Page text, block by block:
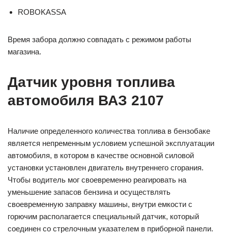
ROBOKASSA
Время забора должно совпадать с режимом работы
магазина.
Датчик уровня топлива
автомобиля ВАЗ 2107
Наличие определенного количества топлива в бензобаке
является непременным условием успешной эксплуатации
автомобиля, в котором в качестве основной силовой
установки установлен двигатель внутреннего сгорания.
Чтобы водитель мог своевременно реагировать на
уменьшение запасов бензина и осуществлять
своевременную заправку машины, внутри емкости с
горючим располагается специальный датчик, который
соединен со стрелочным указателем в приборной панели.